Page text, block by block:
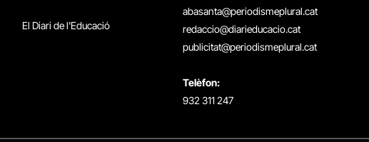
El Diari de l'Educació
abasanta@periodismeplural.cat
redaccio@diarieducacio.cat
publicitat@periodismeplural.cat
Telèfon:
932 311 247